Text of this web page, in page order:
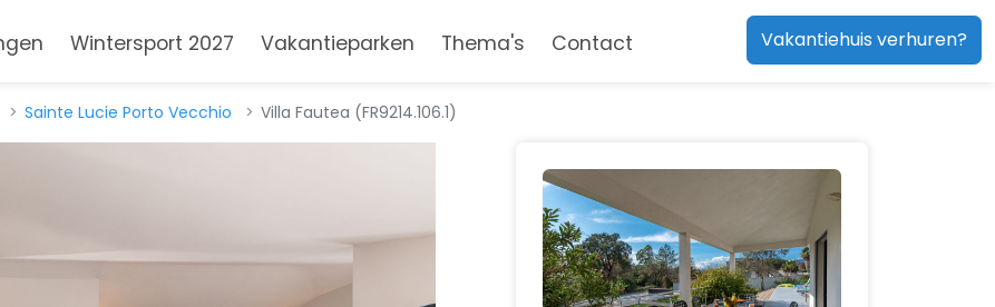
Wintersport 2027 Vakantieparken Thema's Contact Vakantiehuis verhuren?
Sainte Lucie Porto Vecchio Villa Fautea (FR9214.106.1)